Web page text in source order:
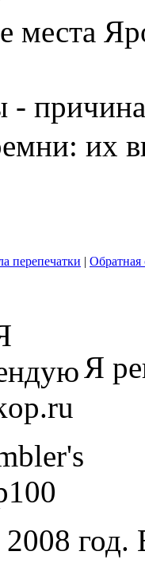
места
их
перепечатки | Обратная
Я
2008